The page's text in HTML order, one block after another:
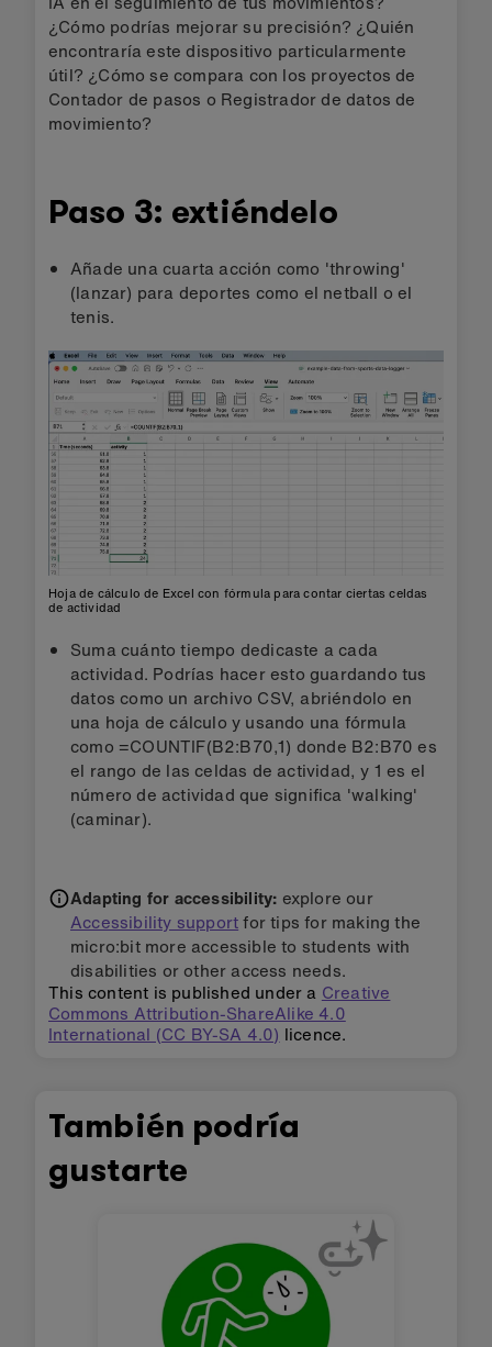
¿Cómo podrías mejorar su precisión? ¿Quién
encontraría este dispositivo particularmente
útil? ¿Cómo se compara con los proyectos de
Contador de pasos o Registrador de datos de
movimiento?
Paso 3: extiéndelo
Añade una cuarta acción como 'throwing'
(lanzar) para deportes como el netball o el
tenis.
Hoja de cálculo de Excel con fórmula para contar ciertas celdas
de actividad
Suma cuánto tiempo dedicaste a cada
actividad. Podrías hacer esto guardando tus
datos como un archivo CSV, abriéndolo en
una hoja de cálculo y usando una fórmula
como =COUNTIF(B2:B70,1) donde B2:B70 es
el rango de las celdas de actividad, y 1 es el
número de actividad que significa 'walking'
(caminar).
Adapting for accessibility: explore our
Accessibility supportfor tips for making the
micro:bit more accessible to students with
disabilities or other access needs.
This content is published under a Creative
Commons Attribution-ShareAlike 4.0
International (CC BY-SA 4.0) licence.
También podría
gustarte